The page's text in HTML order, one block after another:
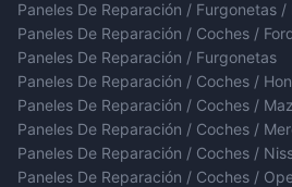
Paneles De Reparación / Furgonetas /
Paneles De Reparación / Coches /
Paneles De Reparación / Furgonetas
Paneles De Reparación / Coches /
Paneles De Reparación / Coches /
Paneles De Reparación / Coches /
Paneles De Reparación / Coches /
Paneles De Reparación / Coches /